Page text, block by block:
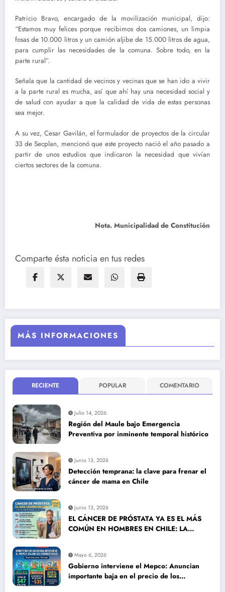
Patricio Bravo, encargado de la movilización municipal, dijo:
“Estamos muy felices porque recibimos dos camiones, un limpia
fosas de 10.000 litros y un camión aljibe de 15.000 litros de agua,
para cumplir las necesidades de la comuna. Sobre todo, en la
parte rural”.
Señala que la cantidad de vecinos y vecinas que se han ido a vivir
a la parte rural es mucha, así que ahí hay una necesidad social y
de salud con ayudar a que la calidad de vida de estas personas
sea mejor.
A su vez, Cesar Gavilán, el formulador de proyectos de la circular
33 de Secplan, mencionó que este proyecto nació el año pasado a
partir de unos estudios que indicaron la necesidad que vivían
ciertos sectores de la comuna.
Nota. Municipalidad de Constitución
Comparte ésta noticia en tus redes
MÁS INFORMACIONES
RECIENTE POPULAR COMENTARIO
Julio 14, 2026
Región del Maule bajo Emergencia
Preventiva por inminente temporal histórico
Junio 13, 2026
Detección temprana: la clave para frenar el
cáncer de mama en Chile
Junio 13, 2026
EL CÁNCER DE PRÓSTATA YA ES EL MÁS
COMÚN EN HOMBRES EN CHILE: LA
Mayo 6, 2026
Gobierno interviene el Mepco: Anuncian
importante baja en el precio de los